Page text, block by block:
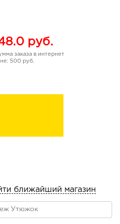
руб.
заказа в интернет
500 руб.
ближайший магазин